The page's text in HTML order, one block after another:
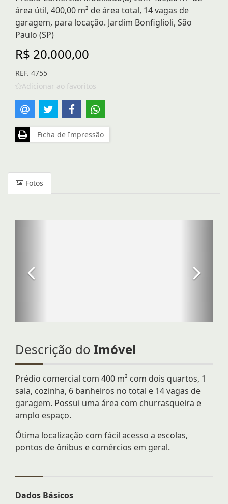
área útil, 400,00 m² de área total, 14 vagas de
garagem, para locação. Jardim Bonfiglioli, São
Paulo (SP)
R$ 20.000,00
REF. 4755
Adicionar ao favoritos
Ficha de Impressão
Fotos
Descrição do Imóvel
Prédio comercial com 400 m² com dois quartos, 1
sala, cozinha, 6 banheiros no total e 14 vagas de
garagem. Possui uma área com churrasqueira e
amplo espaço.
Ótima localização com fácil acesso a escolas,
pontos de ônibus e comércios em geral.
Dados Básicos